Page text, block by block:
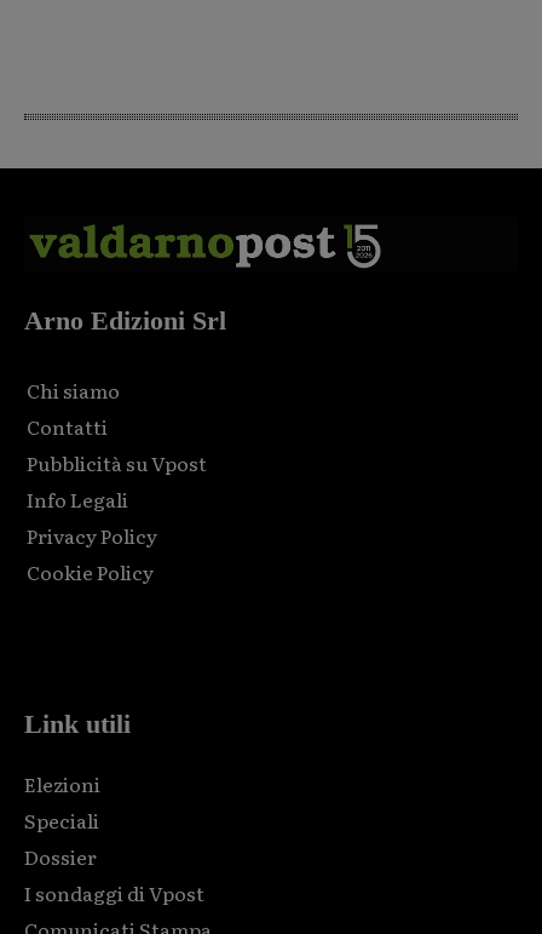
Arno Edizioni Srl
Chi siamo
Contatti
Pubblicità su Vpost
Info Legali
Privacy Policy
Cookie Policy
Link utili
Elezioni
Speciali
Dossier
I sondaggi di Vpost